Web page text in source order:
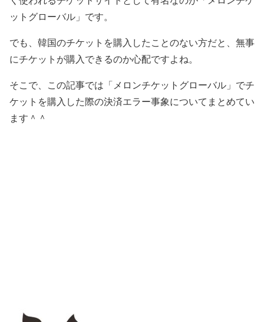
ットグローバル」です。
でも、韓国のチケットを購入したことのない方だと、無事
にチケットが購入できるのか心配ですよね。
そこで、この記事では「メロンチケットグローバル」でチ
ケットを購入した際の決済エラー事象についてまとめてい
ます＾＾